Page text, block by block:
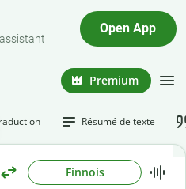
Open App
Premium
Résumé de texte
Finnois